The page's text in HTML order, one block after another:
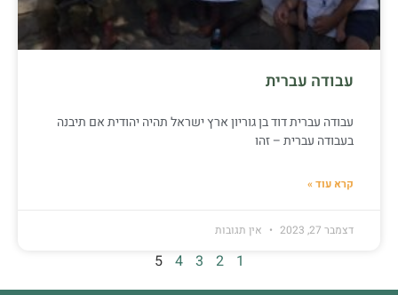
עבודה עברית
עבודה עברית דוד בן גוריון ארץ ישראל תהיה יהודית אם תיבנה
בעבודה עברית – זהו
קרא עוד »
דצמבר 27, 2023 אין תגובות
1
2
3
4
5